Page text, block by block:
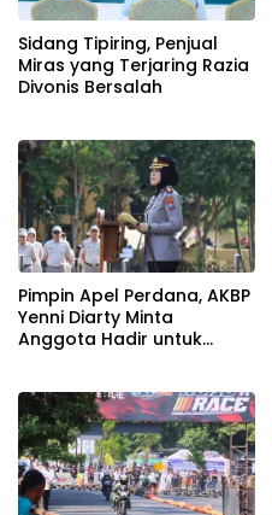
Sidang Tipiring, Penjual
Miras yang Terjaring Razia
Divonis Bersalah
Pimpin Apel Perdana, AKBP
Yenni Diarty Minta
Anggota Hadir untuk